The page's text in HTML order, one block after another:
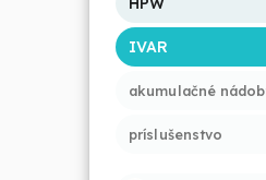
IVAR
akumulačné
príslušenstvo